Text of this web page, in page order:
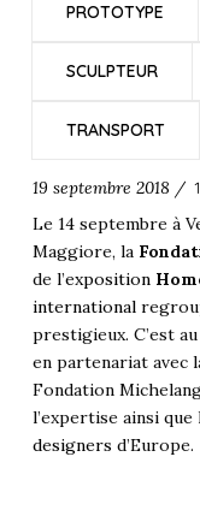
PROTOTYPE
SCULPTEUR
TRANSPORT
19 septembre 2018 /
Le 14 septembre à
Maggiore, la
de l’exposition
international
prestigieux. C’est
en partenariat avec
Fondation
l’expertise ainsi
designers d’Europe.